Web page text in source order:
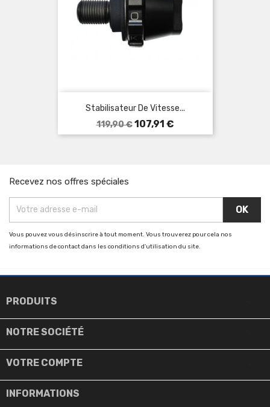
Stabilisateur De Vitesse...
Prix
de
119,90 € Prix
107,91 €
Recevez nos offres spéciales
Vous pouvez vous désinscrire à tout moment. Vous trouverez pour cela nos
informations de contact dans les conditions d'utilisation du site.
PRODUITS
NOTRE SOCIÉTÉ
VOTRE COMPTE
INFORMATIONS